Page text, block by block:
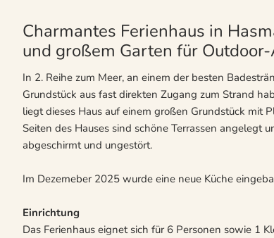
Charmantes Ferienhaus in
und großem Garten für
In 2. Reihe zum Meer, an einem der besten
Grundstück aus fast direkten Zugang zum Strand
liegt dieses Haus auf einem großen Grundstück mit
Seiten des Hauses sind schöne Terrassen angelegt
abgeschirmt und ungestört.
Im Dezemeber 2025 wurde eine neue Küche
Einrichtung
Das Ferienhaus eignet sich für 6 Personen sowie 1